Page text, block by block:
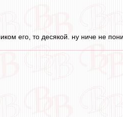
его, то десякой. ну ниче не